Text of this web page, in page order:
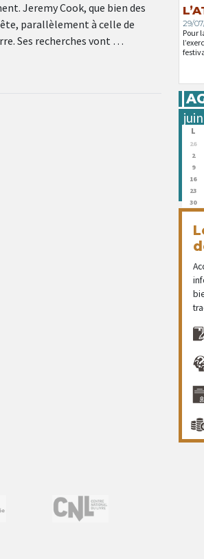
Jeremy Cook, que bien des
parallèlement à celle de
Ses recherches vont …
29/
Pour
L
26
2
9
16
23
30